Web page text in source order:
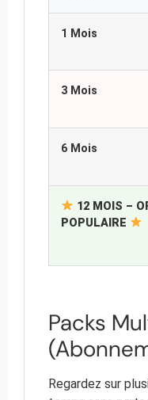
1 Mois
3 Mois
6 Mois
12 MOIS –
POPULAIRE
Packs
Regardez sur